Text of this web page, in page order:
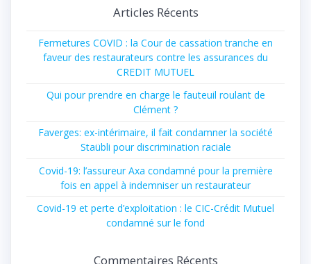
Articles Récents
Fermetures COVID : la Cour de cassation tranche en
faveur des restaurateurs contre les assurances du
CREDIT MUTUEL
Qui pour prendre en charge le fauteuil roulant de
Clément ?
Faverges: ex-intérimaire, il fait condamner la société
Staübli pour discrimination raciale
Covid-19: l’assureur Axa condamné pour la première
fois en appel à indemniser un restaurateur
Covid-19 et perte d’exploitation : le CIC-Crédit Mutuel
condamné sur le fond
Commentaires Récents